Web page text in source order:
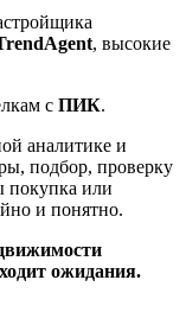
, высокие
с ПИК.
аналитике и
подбор, проверку
покупка или
и понятно.
ожидания.